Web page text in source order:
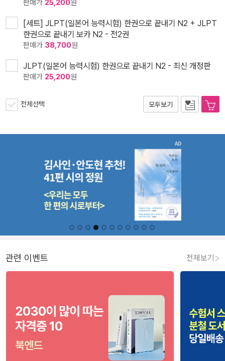
판매가 25,200원
[세트] JLPT(일본어 능력시험) 한권으로 끝내기 N2 + JLPT
한권으로 끝내기 보카 N2 - 전2권
판매가 38,700원
JLPT(일본어 능력시험) 한권으로 끝내기 N2 - 최신 개정판
판매가 25,200원
전체선택 모두보기
관련 이벤트 전체보기